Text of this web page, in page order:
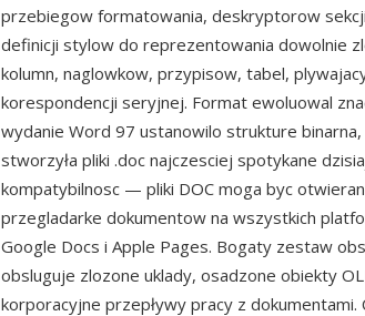
przebiegow formatowania, deskryptorow
definicji stylow do reprezentowania dowolnie
kolumn, naglowkow, przypisow, tabel,
korespondencji seryjnej. Format ewoluowal
wydanie Word 97 ustanowilo strukture
stworzyła pliki .doc najczesciej spotykane
kompatybilnosc — pliki DOC moga byc
przegladarke dokumentow na wszystkich
Google Docs i Apple Pages. Bogaty zestaw
obsluguje zlozone uklady, osadzone obiekty
korporacyjne przepływy pracy z